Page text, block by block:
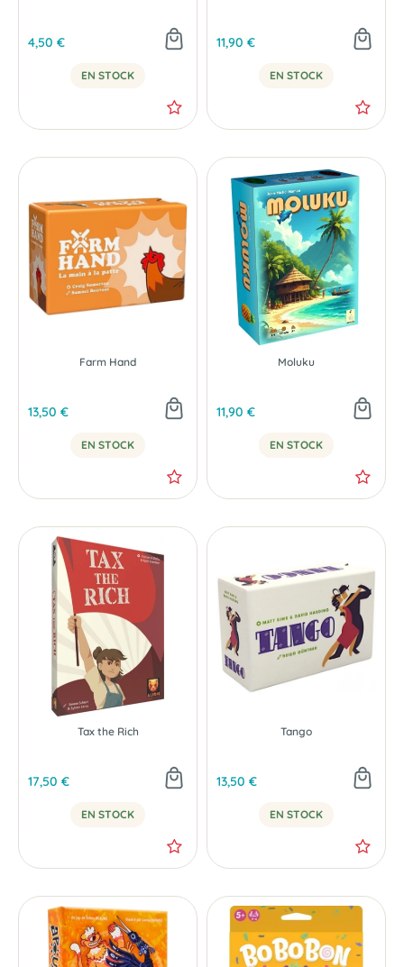
NOUVEAU
4,50 €
EN STOCK
11,90 €
EN STOCK
Farm Hand
13,50 €
EN STOCK
Moluku
11,90 €
EN STOCK
Tax the Rich
17,50 €
EN STOCK
Tango
13,50 €
EN STOCK